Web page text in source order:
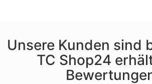
Unsere Kunden sind
TC Shop24